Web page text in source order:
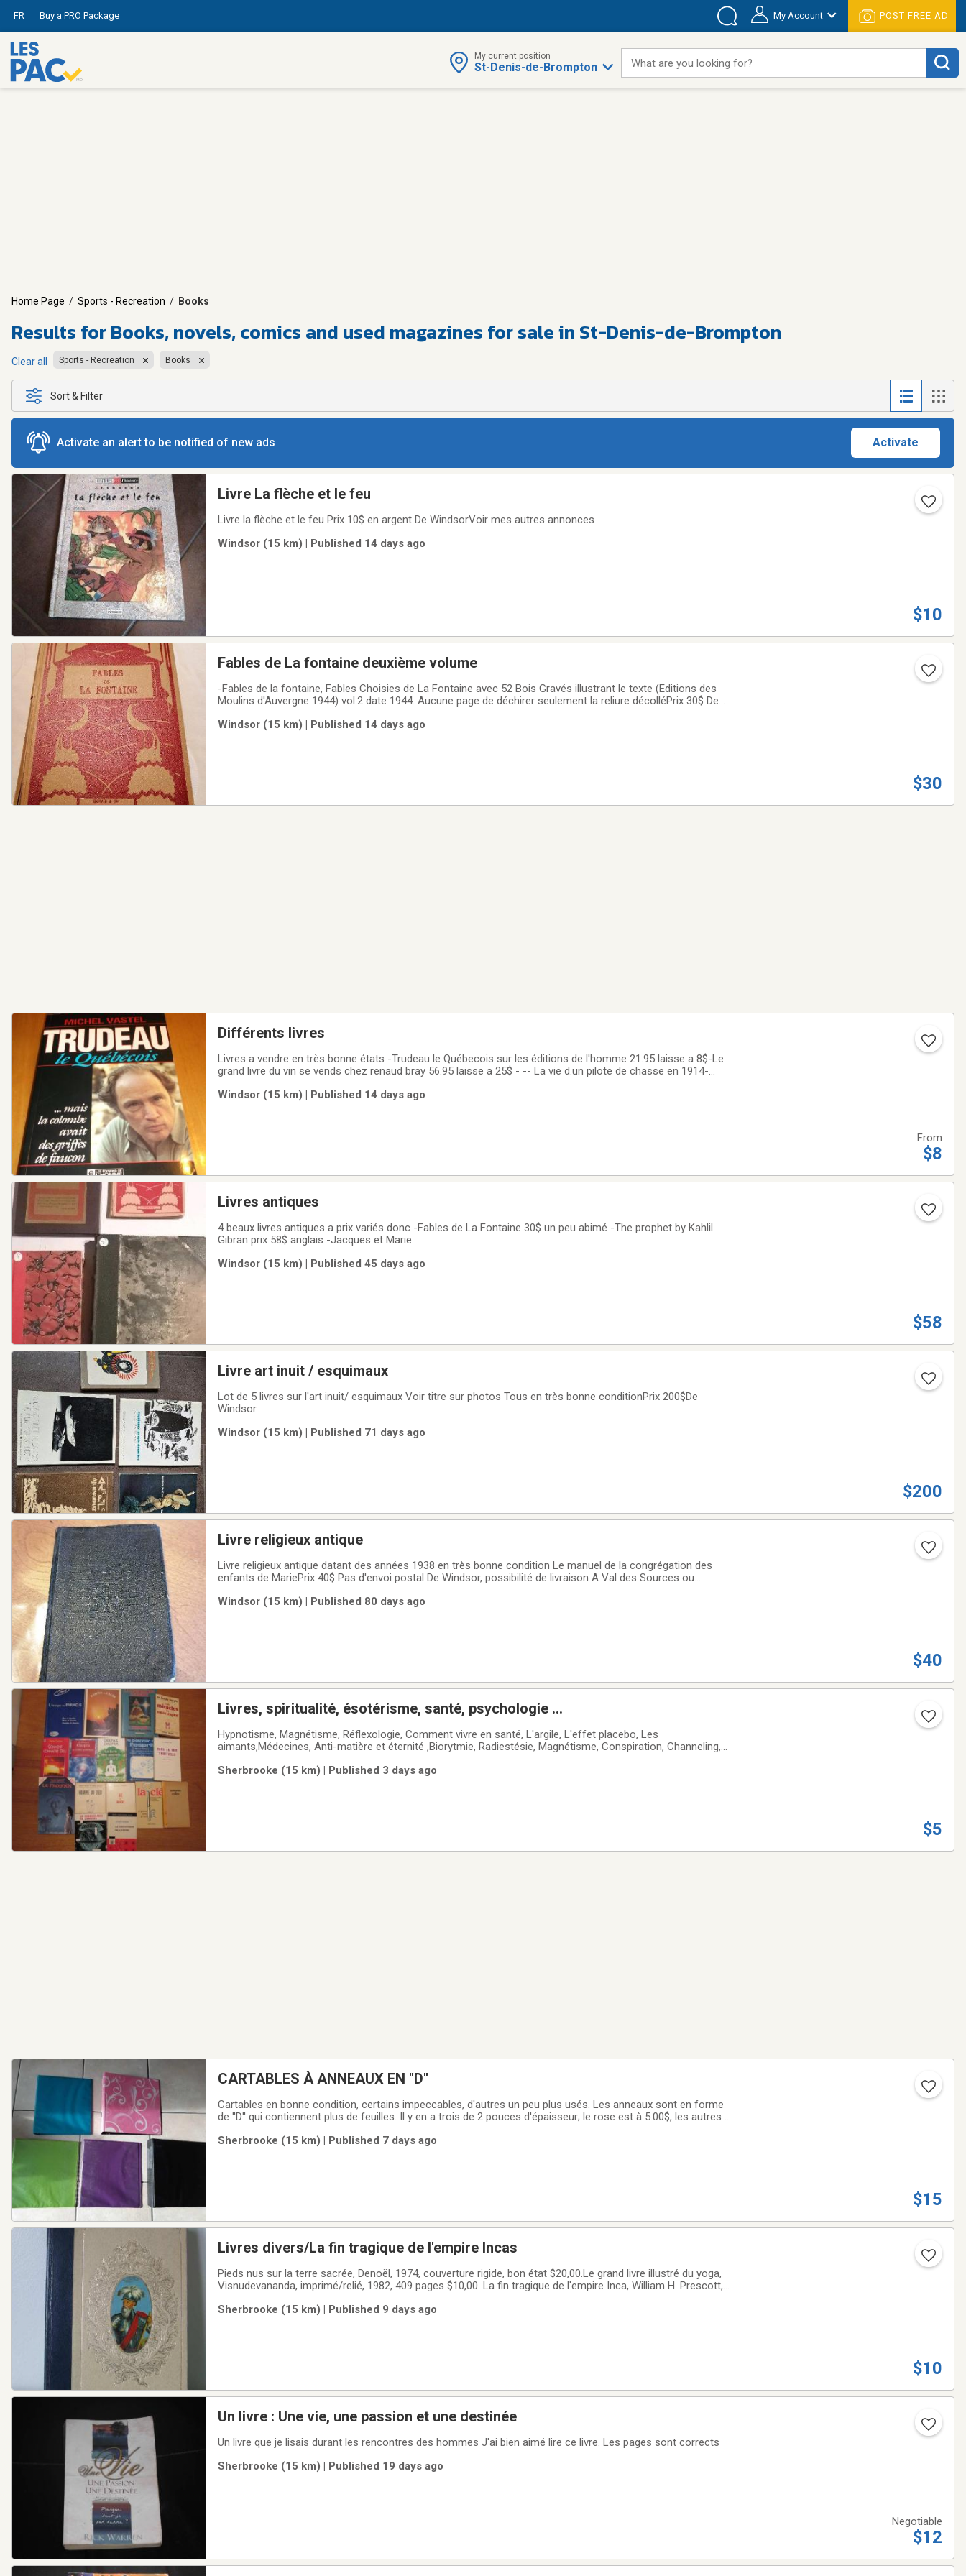
FR Buy a PRO Package My Account POST FREE AD
My current position
St-Denis-de-Brompton What are you looking for?
Home Page / Sports - Recreation / Books
Results forBooks, novels, comics and used magazines for sale in St-Denis-de-Brompton
Clear all Sports - Recreation Books
Sort & Filter
Activate an alert to be notified of new ads Activate
Livre La flèche et le feu
Livre la flèche et le feu Prix 10$ en argent De WindsorVoir mes autres annonces
Windsor (15 km) | Published 14 days ago
$10
Fables de La fontaine deuxième volume
-Fables de la fontaine, Fables Choisies de La Fontaine avec 52 Bois Gravés illustrant le texte (Editions des
Moulins d'Auvergne 1944) vol.2 date 1944. Aucune page de déchirer seulement la reliure décolléPrix 30$ De
Windsor (15 km) | Published 14 days ago
$30
Différents livres
Livres a vendre en très bonne états -Trudeau le Québecois sur les éditions de l'homme 21.95 laisse a 8$-Le
grand livre du vin se vends chez renaud bray 56.95 laisse a 25$ - -- La vie d.un pilote de chasse en 1914-
Windsor (15 km) | Published 14 days ago
From
$8
Livres antiques
4 beaux livres antiques a prix variés donc -Fables de La Fontaine 30$ un peu abimé -The prophet by Kahlil
Gibran prix 58$ anglais -Jacques et Marie
Windsor (15 km) | Published 45 days ago
$58
Livre art inuit / esquimaux
Lot de 5 livres sur l'art inuit/ esquimaux Voir titre sur photos Tous en très bonne conditionPrix 200$De
Windsor
Windsor (15 km) | Published 71 days ago
$200
Livre religieux antique
Livre religieux antique datant des années 1938 en très bonne condition Le manuel de la congrégation des
enfants de MariePrix 40$ Pas d'envoi postal De Windsor, possibilité de livraison A Val des Sources ou
Windsor (15 km) | Published 80 days ago
$40
Livres, spiritualité, ésotérisme, santé, psychologie ...
Hypnotisme, Magnétisme, Réflexologie, Comment vivre en santé, L'argile, L'effet placebo, Les
aimants,Médecines, Anti-matière et éternité ,Biorytmie, Radiestésie, Magnétisme, Conspiration, Channeling,
naturelle, Le corps médecin, Le corps a
Sherbrooke (15 km) | Published 3 days ago
$5
CARTABLES À ANNEAUX EN ''D''
Cartables en bonne condition, certains impeccables, d'autres un peu plus usés. Les anneaux sont en forme
de ''D'' qui contiennent plus de feuilles. Il y en a trois de 2 pouces d'épaisseur; le rose est à 5.00$, les autres à
Sherbrooke (15 km) | Published 7 days ago
$15
Livres divers/La fin tragique de l'empire Incas
Pieds nus sur la terre sacrée, Denoël, 1974, couverture rigide, bon état $20,00.Le grand livre illustré du yoga,
Visnudevananda, imprimé/relié, 1982, 409 pages $10,00. La fin tragique de l'empire Inca, William H. Prescott,
abeilles, historiques
Sherbrooke (15 km) | Published 9 days ago
$10
Un livre : Une vie, une passion et une destinée
Un livre que je lisais durant les rencontres des hommes J'ai bien aimé lire ce livre. Les pages sont corrects
Sherbrooke (15 km) | Published 19 days ago
Negotiable
$12